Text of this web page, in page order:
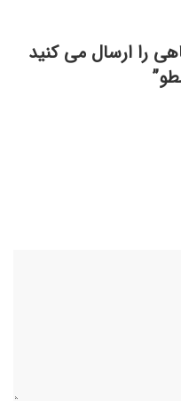
را ارسال می کنید